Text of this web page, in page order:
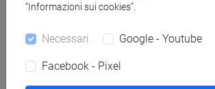
LINGUE, CULTURE E
MEDITERRANEA [LTR40]
“Informazioni sui cookies”.
Necessari Google - Youtube
Facebook - Pixel